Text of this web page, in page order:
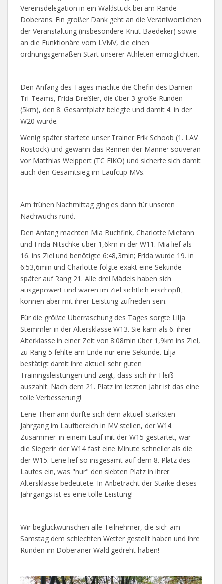
Vereinsdelegation in ein Waldstück bei am Rande
Doberans. Ein großer Dank geht an die Verantwortlichen
der Veranstaltung (insbesondere Knut Baedeker) sowie
an die Funktionäre vom LVMV, die einen
ordnungsgemäßen Start unserer Athleten ermöglichten.
Den Anfang des Tages machte die Chefin des Damen-
Tri-Teams, Frida Dreßler, die über 3 große Runden
(5km), den 8. Gesamtplatz belegte und damit 4. in der
W20 wurde.
Wenig später startete unser Trainer Erik Schoob (1. LAV
Rostock) und gewann das Rennen der Männer souverän
vor Matthias Weippert (TC FIKO) und sicherte sich damit
auch den Gesamtsieg im Laufcup MVs.
Am frühen Nachmittag ging es dann für unseren
Nachwuchs rund.
Den Anfang machten Mia Buchfink, Charlotte Mietann
und Frida Nitschke über 1,6km in der W11. Mia lief als
16. ins Ziel und benötigte 6:48,3min; Frida wurde 19. in
6:53,6min und Charlotte folgte exakt eine Sekunde
später auf Rang 21. Alle drei Mädels haben sich
ausgepowert und waren im Ziel sichtlich erschöpft,
können aber mit ihrer Leistung zufrieden sein.
Für die größte Überraschung des Tages sorgte Lilja
Stemmler in der Altersklasse W13. Sie kam als 6. ihrer
Alterklasse in einer Zeit von 8:08min über 1,9km ins Ziel,
zu Rang 5 fehlte am Ende nur eine Sekunde. Lilja
bestätigt damit ihre aktuell sehr guten
Trainingsleistungen und zeigt, dass sich ihr Fleiß
auszahlt. Nach dem 21. Platz im letzten Jahr ist das eine
tolle Verbesserung!
Lene Themann durfte sich dem aktuell stärksten
Jahrgang im Laufbereich in MV stellen, der W14.
Zusammen in einem Lauf mit der W15 gestartet, war
die Siegerin der W14 fast eine Minute schneller als die
der W15. Lene lief so insgesamt auf dem 8. Platz des
Laufes ein, was "nur" den siebten Platz in ihrer
Altersklasse bedeutete. In Anbetracht der Stärke dieses
Jahrgangs ist es eine tolle Leistung!
Wir beglückwünschen alle Teilnehmer, die sich am
Samstag dem schlechten Wetter gestellt haben und ihre
Runden im Doberaner Wald gedreht haben!